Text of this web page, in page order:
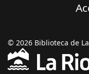
© 2026 Biblioteca de